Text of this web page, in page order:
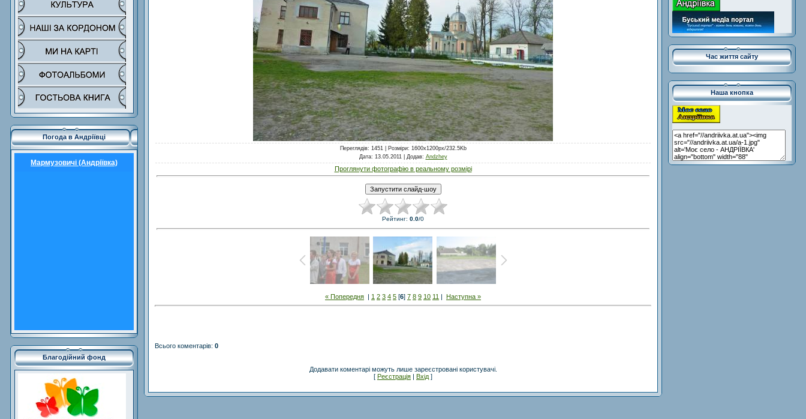
Погода в Андріївці
Мармузовичі (Андріївка)
Благодійний фонд
Переглядів: 1451 | Розміри: 1600x1200px/232.5Kb
Дата: 13.05.2011 | Додав: Andzhey
Проглянути фотографію в реальному розмірі
Рейтинг: 0.0/0
« Попередня | 1 2 3 4 5 [6] 7 8 9 10 11 | Наступна »
Всього коментарів: 0
Додавати коментарі можуть лише зареєстровані користувачі.
[ Реєстрація Вхід ]
Час життя сайту
Наша кнопка